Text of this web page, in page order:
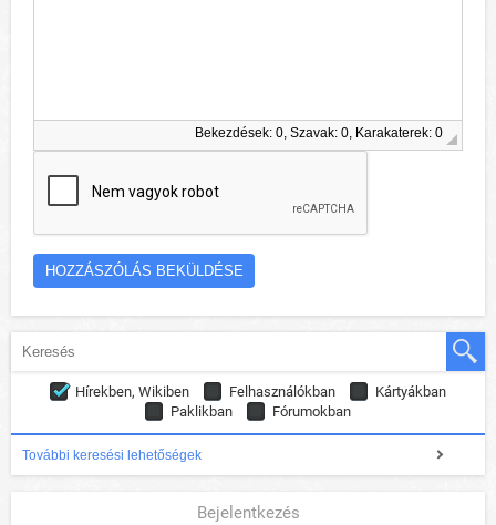
Bekezdések: 0, Szavak: 0, Karakaterek: 0
Hírekben, Wikiben Felhasználókban
Kártyákban
Paklikban
Fórumokban
További keresési lehetőségek
Bejelentkezés